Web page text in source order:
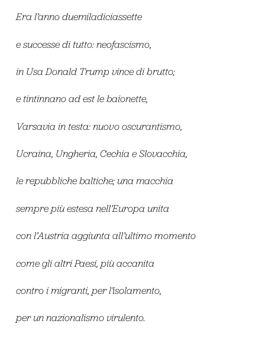
Era l’anno duemiladiciassette
e successe di tutto: neofascismo,
in Usa Donald Trump vince di brutto;
e tintinnano ad est le baionette,
Varsavia in testa: nuovo oscurantismo,
Ucraina, Ungheria, Cechia e Slovacchia,
le repubbliche baltiche; una macchia
sempre più estesa nell’Europa unita
con l’Austria aggiunta all’ultimo momento
come gli altri Paesi, più accanita
contro i migranti, per l’isolamento,
per un nazionalismo virulento.